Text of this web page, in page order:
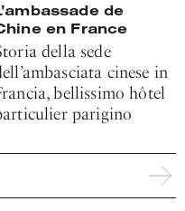
de
en France
della sede
cinese in
bellissimo hôtel
parigino